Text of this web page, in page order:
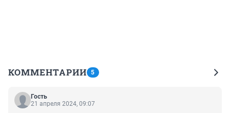
КОММЕНТАРИИ 5
Гость
21 апреля 2024, 09:07